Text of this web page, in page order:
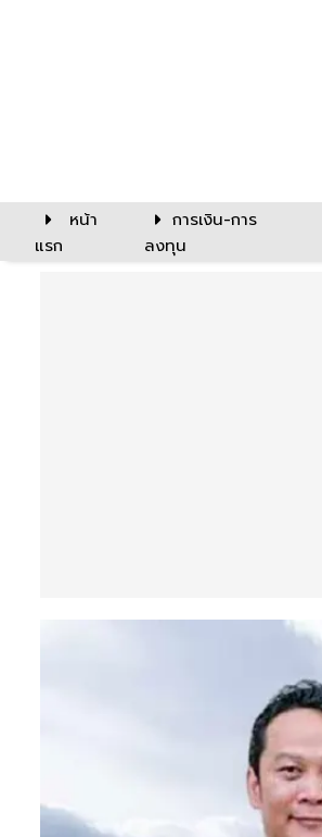
หน้า
แรก
การเงิน-การ
ลงทุน